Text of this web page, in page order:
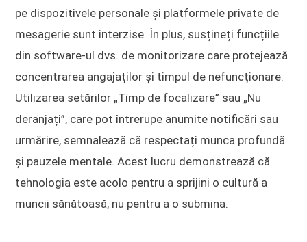
pe dispozitivele personale și platformele private de
mesagerie sunt interzise. În plus, susțineți funcțiile
din software-ul dvs. de monitorizare care protejează
concentrarea angajaților și timpul de nefuncționare.
Utilizarea setărilor „Timp de focalizare” sau „Nu
deranjați”, care pot întrerupe anumite notificări sau
urmărire, semnalează că respectați munca profundă
și pauzele mentale. Acest lucru demonstrează că
tehnologia este acolo pentru a sprijini o cultură a
muncii sănătoasă, nu pentru a o submina.